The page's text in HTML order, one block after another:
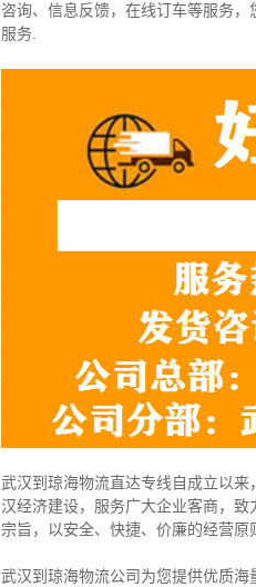
咨询、信息反馈，在线订车等服务
服务.
武汉到琼海物流直达专线自成立以来
汉经济建设，服务广大企业客商，
宗旨，以安全、快捷、价廉的经营
武汉到琼海物流公司为您提供优质